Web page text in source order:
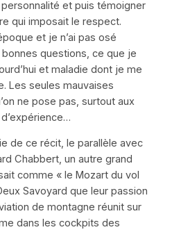
et puis témoigner
qui imposait le respect.
et je n’ai pas osé
bonnes questions, ce que je
et maladie dont je me
Les seules mauvaises
ne pose pas, surtout aux
de ce récit, le parallèle avec
Chabbert, un autre grand
comme « le Mozart du vol
Savoyard que leur passion
de montagne réunit sur
dans les cockpits des